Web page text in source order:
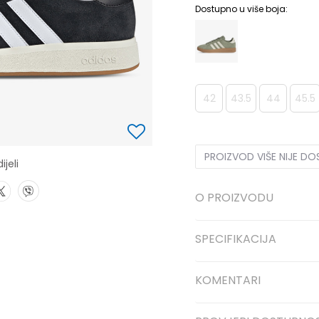
Dostupno u više boja:
42 43.5 44 45.5
PROIZVOD VIŠE NIJE
O PROIZVODU
SPECIFIKACIJA
KOMENTARI